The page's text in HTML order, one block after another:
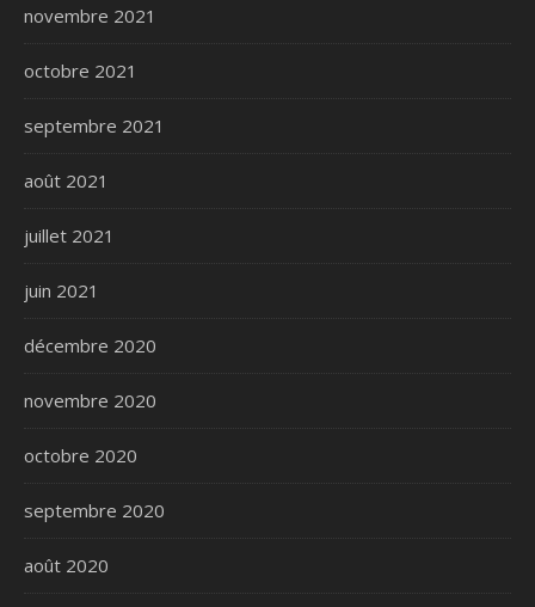
novembre 2021
octobre 2021
septembre 2021
août 2021
juillet 2021
juin 2021
décembre 2020
novembre 2020
octobre 2020
septembre 2020
août 2020